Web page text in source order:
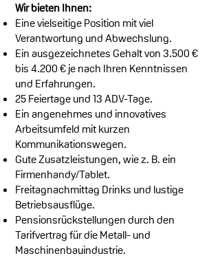
Wir bieten Ihnen:
Eine vielseitige Position mit viel
Verantwortung und Abwechslung.
Ein ausgezeichnetes Gehalt von 3.500 €
bis 4.200 € je nach Ihren Kenntnissen
und Erfahrungen.
25 Feiertage und 13 ADV-Tage.
Ein angenehmes und innovatives
Arbeitsumfeld mit kurzen
Kommunikationswegen.
Gute Zusatzleistungen, wie z. B. ein
Firmenhandy/Tablet.
Freitagnachmittag Drinks und lustige
Betriebsausflüge.
Pensionsrückstellungen durch den
Tarifvertrag für die Metall- und
Maschinenbauindustrie.